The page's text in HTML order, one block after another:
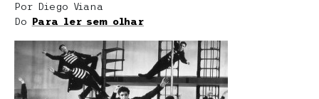
Por Diego Viana
Do Para ler sem olhar